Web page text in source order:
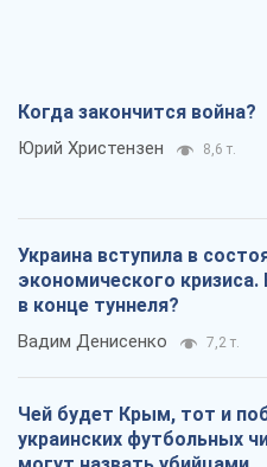
Когда закончится война?
Юрий Христензен 8,6 т.
Украина вступила в
экономического кризиса.
в конце туннеля?
Вадим Денисенко 7,2 т.
Чей будет Крым, тот и
украинских футбольных